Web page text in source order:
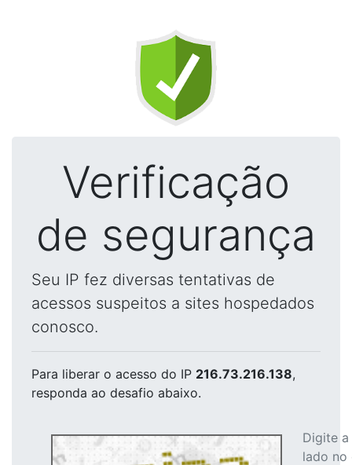
Verificação
de segurança
Seu IP fez diversas tentativas de
acessos suspeitos a sites hospedados
conosco.
Para liberar o acesso do IP 216.73.216.138,
responda ao desafio abaixo.
Digite
lado no